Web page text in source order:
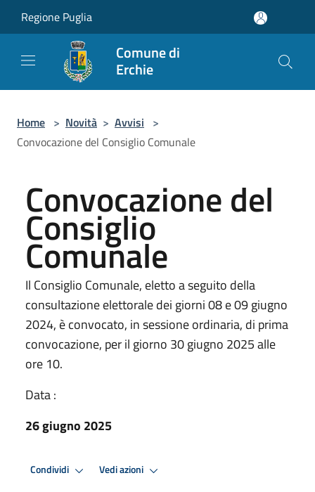
Regione Puglia
Comune di
Erchie
Home > Novità > Avvisi >
Convocazione del Consiglio Comunale
Convocazione del
Consiglio
Comunale
Il Consiglio Comunale, eletto a seguito della
consultazione elettorale dei giorni 08 e 09 giugno
2024, è convocato, in sessione ordinaria, di prima
convocazione, per il giorno 30 giugno 2025 alle
ore 10.
Data :
26 giugno 2025
Condividi Vedi azioni